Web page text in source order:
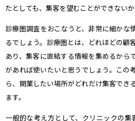
たとしても、集客を望むことができないか
診療圏調査をおこなうと、非常に細かな
るでしょう。診療圏とは、どれほどの顧
あり、集客に直結する情報を集めるから
があれば使いたいと思うでしょう。この
ら、開業したい場所がどれだけ集客でき
ます。
一般的な考え方として、クリニックの集